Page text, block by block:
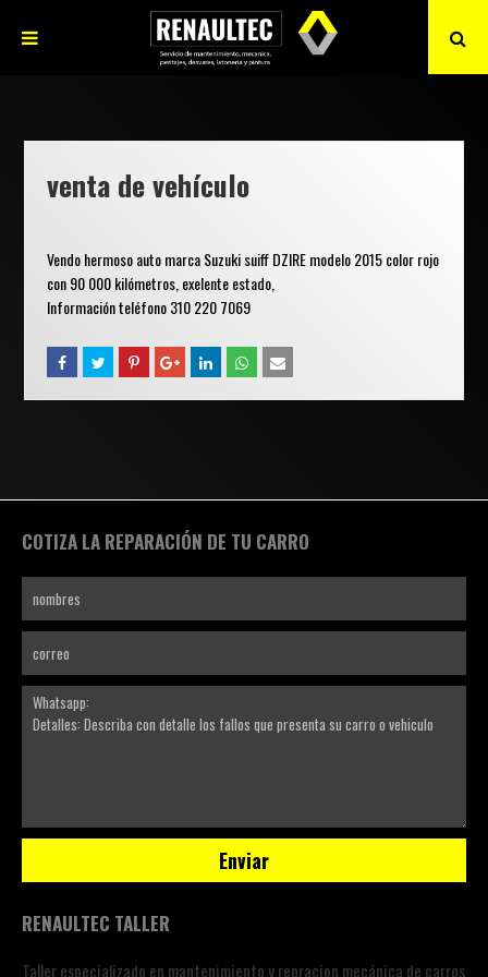
venta de vehículo
Vendo hermoso auto marca Suzuki suiff DZIRE modelo 2015 color rojo
con 90 000 kilómetros, exelente estado,
Información teléfono 310 220 7069
COTIZA LA REPARACIÓN DE TU CARRO
RENAULTEC TALLER
Taller especializado en mantenimiento y repracion mecánica de carros